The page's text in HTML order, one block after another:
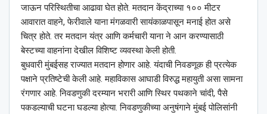
जाऊन परिस्थितीचा आढावा घेत होते. मतदान केंद्राच्या १०० मीटर
आवारात वाहने, फेरीवाले याना मंगळवारी सायंकाळपासून मनाई होत असे
चित्र होते. तर मतदान यंत्र आणि कर्मचारी याना ने आन करण्यासाठी
बेस्टच्या वाहनांना देखील विशिष्ट व्यवस्था केली होती.
बुधवारी मुंबईसह राज्यात मतदान होणार आहे. यंदाची निवडणूक ही प्रत्येक
पक्षाने प्रतिष्टेची केली आहे. महाविकास आघाडी विरुद्ध महायुती असा सामना
रंगणार आहे. निवडणुकी दरम्यान भरारी आणि स्थिर पथकाने चांदी, पैसे
पकडल्याची घटना घडल्या होत्या. निवडणुकीच्या अनुषंगाने मुंबई पोलिसांनी